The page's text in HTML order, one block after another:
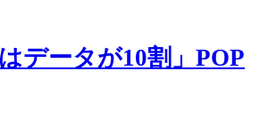
データが10割」POP